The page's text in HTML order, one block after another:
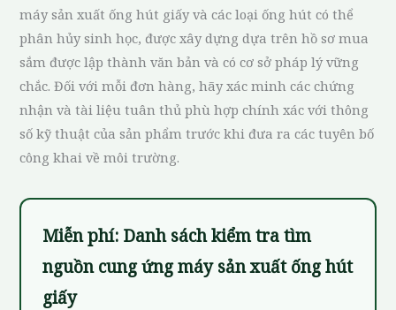
máy sản xuất ống hút giấy và các loại ống hút có thể
phân hủy sinh học, được xây dựng dựa trên hồ sơ mua
sắm được lập thành văn bản và có cơ sở pháp lý vững
chắc. Đối với mỗi đơn hàng, hãy xác minh các chứng
nhận và tài liệu tuân thủ phù hợp chính xác với thông
số kỹ thuật của sản phẩm trước khi đưa ra các tuyên bố
công khai về môi trường.
Miễn phí: Danh sách kiểm tra tìm
nguồn cung ứng máy sản xuất ống hút
giấy